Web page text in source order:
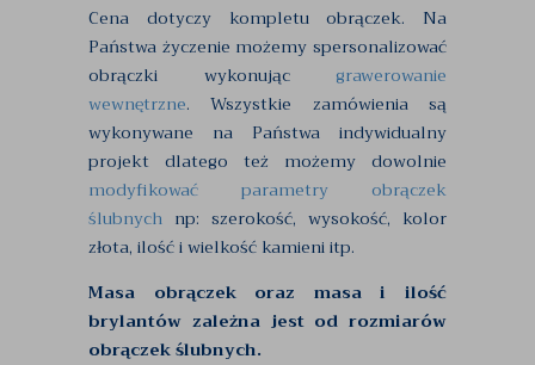
Cena dotyczy kompletu obrączek. Na
Państwa życzenie możemy spersonalizować
obrączki wykonując grawerowanie
wewnętrzne. Wszystkie zamówienia są
wykonywane na Państwa indywidualny
projekt dlatego też możemy dowolnie
modyfikować parametry obrączek
ślubnych np: szerokość, wysokość, kolor
złota, ilość i wielkość kamieni itp.
Masa obrączek oraz masa i ilość
brylantów zależna jest od rozmiarów
obrączek ślubnych.